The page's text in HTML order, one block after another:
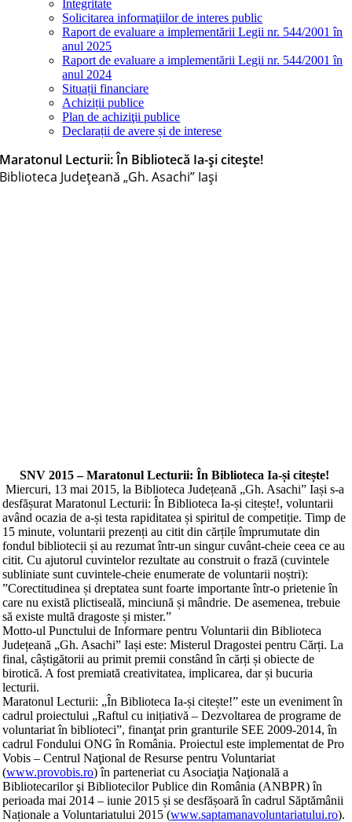
Integritate
Solicitarea informaţiilor de interes public
Raport de evaluare a implementării Legii nr. 544/2001 în
anul 2025
Raport de evaluare a implementării Legii nr. 544/2001 în
anul 2024
Situații financiare
Achiziții publice
Plan de achiziţii publice
Declarații de avere și de interese
Maratonul Lecturii: În Bibliotecă Ia-și citește!
Biblioteca Judeţeană „Gh. Asachi” Iaşi
SNV 2015 – Maratonul Lecturii: În Biblioteca Ia-și citește!
Miercuri, 13 mai 2015, la Biblioteca Județeană „Gh. Asachi” Iași s-a
desfășurat Maratonul Lecturii: În Biblioteca Ia-și citește!, voluntarii
având ocazia de a-și testa rapiditatea și spiritul de competiție. Timp de
15 minute, voluntarii prezenți au citit din cărțile împrumutate din
fondul bibliotecii și au rezumat într-un singur cuvânt-cheie ceea ce au
citit. Cu ajutorul cuvintelor rezultate au construit o frază (cuvintele
subliniate sunt cuvintele-cheie enumerate de voluntarii noștri):
”Corectitudinea și dreptatea sunt foarte importante într-o prietenie în
care nu există plictiseală, minciună și mândrie. De asemenea, trebuie
să existe multă dragoste și mister.”
Motto-ul Punctului de Informare pentru Voluntarii din Biblioteca
Județeană „Gh. Asachi” Iași este: Misterul Dragostei pentru Cărți. La
final, câștigătorii au primit premii constând în cărți și obiecte de
birotică. A fost premiată creativitatea, implicarea, dar și bucuria
lecturii.
Maratonul Lecturii: „În Biblioteca Ia-și citește!” este un eveniment în
cadrul proiectului „Raftul cu inițiativă – Dezvoltarea de programe de
voluntariat în biblioteci”, finanţat prin granturile SEE 2009-2014, în
cadrul Fondului ONG în România. Proiectul este implementat de Pro
Vobis – Centrul Naţional de Resurse pentru Voluntariat
(www.provobis.ro) în parteneriat cu Asociaţia Naţională a
Bibliotecarilor şi Bibliotecilor Publice din România (ANBPR) în
perioada mai 2014 – iunie 2015 și se desfășoară în cadrul Săptămânii
Naționale a Voluntariatului 2015 (www.saptamanavoluntariatului.ro).